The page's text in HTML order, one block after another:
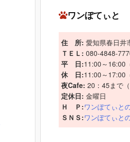
ワンぽてぃと
住 所: 愛知県春日井
ＴＥＬ: 080-4848-
平 日:11:00～16:00
休 日:11:00～17:00
夜Cafe: 20：45まで
定休日: 金曜日
Ｈ Ｐ:ワンぽてぃと
ＳＮＳ:ワンぽてぃと